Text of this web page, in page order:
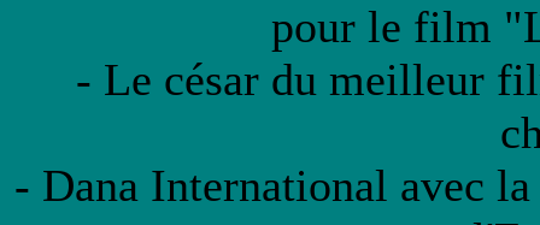
pour le film
- Le césar du meilleur
- Dana International avec